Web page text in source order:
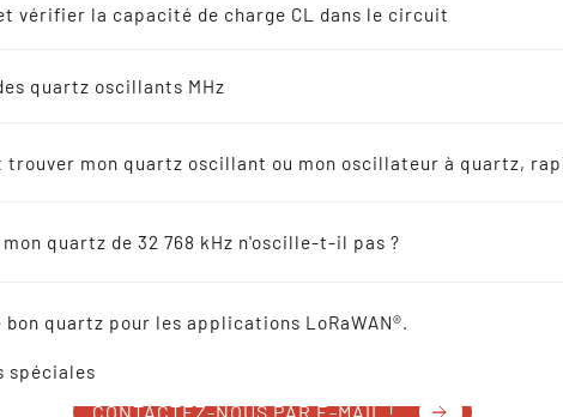
kHz Solutions
spéciales
vérifier la capacité de charge CL dans le circuit
quartz oscillants MHz
trouver mon quartz oscillant ou mon oscillateur à quartz,
quartz de 32 768 kHz n'oscille-t-il pas ?
bon quartz pour les applications LoRaWAN®.
CONTACTEZ-NOUS PAR E-MAIL !